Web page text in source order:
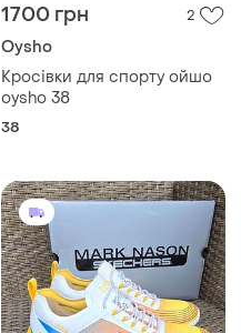
1700 грн 2
Oysho
Кросівки для спорту ойшо
oysho 38
38